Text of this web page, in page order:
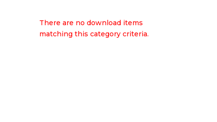
There are no download items
matching this category criteria.